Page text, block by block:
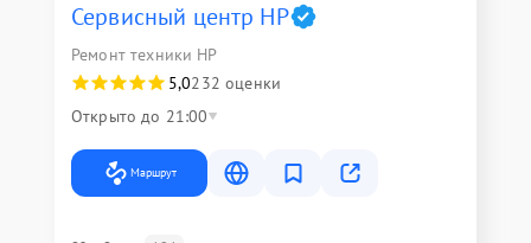
Сервисный центр HP
Ремонт техники HP
5,0232 оценки
Открыто до 21:00
Маршрут